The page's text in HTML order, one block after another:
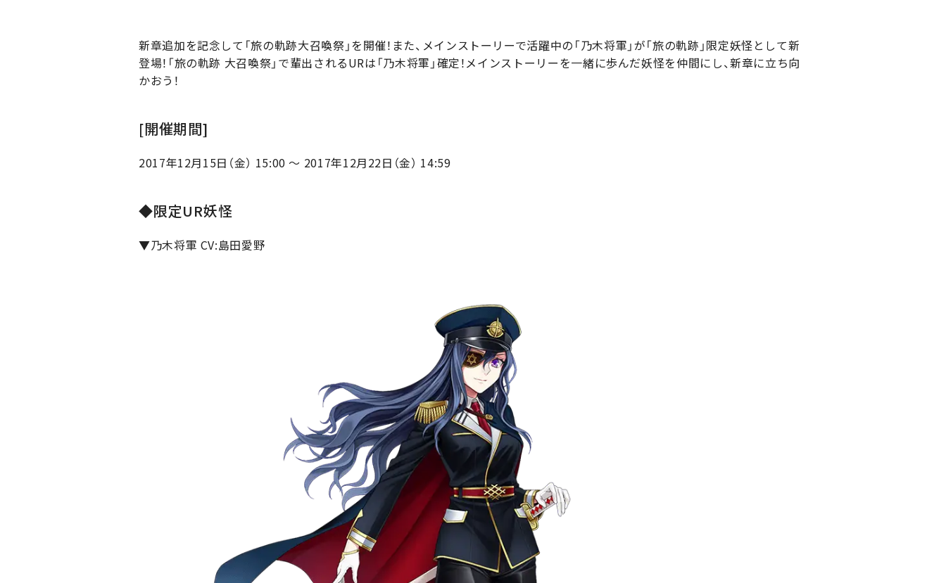
新章追加を記念して「旅の軌跡大召喚祭」を開催！また、メインストーリーで活躍中の「乃木将軍」が「旅の軌跡」限定妖怪として新
登場！「旅の軌跡 大召喚祭」で輩出されるURは「乃木将軍」確定！メインストーリーを一緒に歩んだ妖怪を仲間にし、新章に立ち向
かおう！
[開催期間]
2017年12月15日（金） 15:00 ～ 2017年12月22日（金） 14:59
◆限定UR妖怪
▼乃木将軍 CV:島田愛野